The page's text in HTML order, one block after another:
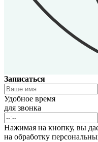
Записаться
Удобное время
для звонка
Нажимая на кнопку, вы
на обработку